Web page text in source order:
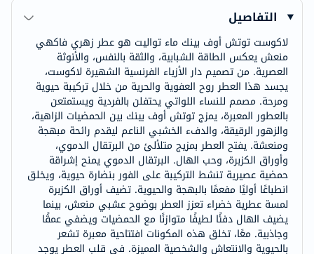
التفاصيل
لاكوست توتش أوف بينك ماء تواليت هو عطر زهري فاكهي
منعش يعكس الطاقة الشبابية، والثقة بالنفس، والأنوثة
العصرية. من تصميم دار الأزياء الفرنسية الشهيرة لاكوست،
يجسد هذا العطر روح العفوية والحرية من خلال تركيبة حيوية
ومرحة. مصمم للنساء اللواتي يحتفلن بالفردية ويستمتعن
بالعطور المعبرة، يمزج توتش أوف بينك بين الحمضيات الزاهية،
والزهور الرقيقة، والدفء الخشبي الناعم ليقدم رائحة مبهجة
ومنعشة. يفتح العطر بمزيج متلألئ من البرتقال الدموي،
وأوراق الكزبرة، وحب الهال. البرتقال الدموي يمنح إشراقة
حمضية عصيرية تنشط التركيبة على الفور بنضارة حيوية، ويخلق
انطباعًا أوليًا مفعمًا بالبهجة والحيوية. تضيف أوراق الكزبرة
لمسة عطرية خضراء تعزز العطر بوضوح عشبي منعش، بينما
يضيف الهال دفئًا لطيفًا متوازنًا مع الحمضيات ويضفي عمقًا
وجاذبية. معًا، تخلق هذه المكونات افتتاحية معبرة تشعر
بالحيوية والانتعاش والشخصية المميزة. في قلب العطر يوجد